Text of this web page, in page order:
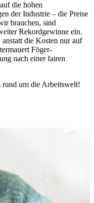
die hohen
der Industrie – die Preise
brauchen, sind
Rekordgewinne ein.
die Kosten nur auf
Föger-
nach einer fairen
um die Arbeitswelt!